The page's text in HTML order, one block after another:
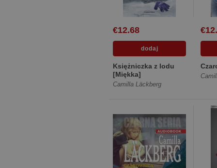
€12.68
Księżniczka z lodu
[Miękka]
Camilla Läckberg